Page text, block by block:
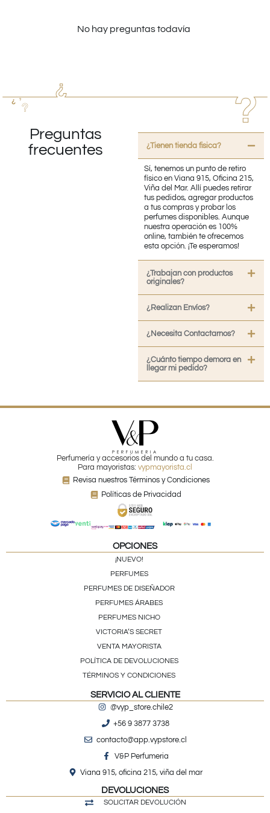
No hay preguntas todavía
Preguntas
frecuentes
¿Tienen tienda fisica?
Sí, tenemos un punto de retiro
físico en Viana 915, Oficina 215,
Viña del Mar. Allí puedes retirar
tus pedidos, agregar productos
a tus compras y probar los
perfumes disponibles. Aunque
nuestra operación es 100%
online, también te ofrecemos
esta opción. ¡Te esperamos!
¿Trabajan con productos
originales?
¿Realizan Envíos?
¿Necesita Contactarnos?
¿Cuánto tiempo demora en
llegar mi pedido?
Perfumería y accesorios del mundo a tu casa.
Para mayoristas: vypmayorista.cl
Revisa nuestros Términos y Condiciones
Políticas de Privacidad
OPCIONES
¡NUEVO!
PERFUMES
PERFUMES DE DISEÑADOR
PERFUMES ÁRABES
PERFUMES NICHO
VICTORIA’S SECRET
VENTA MAYORISTA
POLÍTICA DE DEVOLUCIONES
TÉRMINOS Y CONDICIONES
SERVICIO AL CLIENTE
@vyp_store.chile2
+56 9 3877 3738
contacto@app.vypstore.cl
V&P Perfumeria
Viana 915, oficina 215, viña del mar
DEVOLUCIONES
SOLICITAR DEVOLUCIÓN